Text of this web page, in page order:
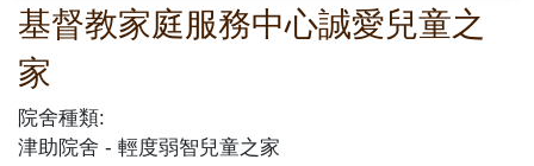
基督教家庭服務中心誠愛兒童之
家
院舍種類:
津助院舍
輕度弱智兒童之家